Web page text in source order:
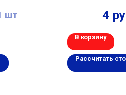
шт 4
В корзину
Рассчитать